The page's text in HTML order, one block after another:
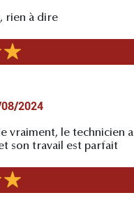
rien à dire
2024
vraiment, le technicien a
son travail est parfait